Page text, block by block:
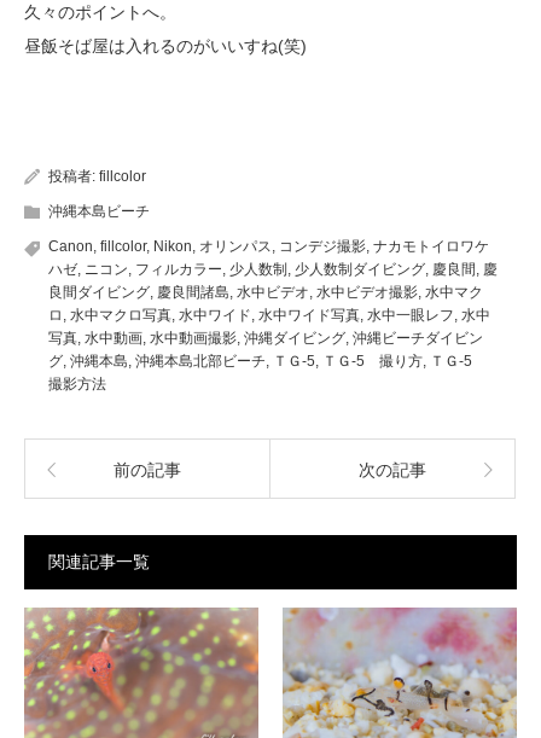
久々のポイントへ。
昼飯そば屋は入れるのがいいすね(笑)
投稿者: fillcolor
沖縄本島ビーチ
Canon fillcolor, Nikon オリンパス コンデジ撮影 ナカモトイロワケ
ハゼ ニコン フィルカラー 少人数制 少人数制ダイビング 慶良間 慶
良間ダイビング 慶良間諸島 水中ビデオ 水中ビデオ撮影 水中マク
ロ 水中マクロ写真 水中ワイド 水中ワイド写真 水中一眼レフ 水中
写真 水中動画 水中動画撮影 沖縄ダイビング 沖縄ビーチダイビン
グ 沖縄本島 沖縄本島北部ビーチ ＴＧ-5 ＴＧ-5 撮り方
ＴＧ-5
撮影方法
前の記事 次の記事
関連記事一覧